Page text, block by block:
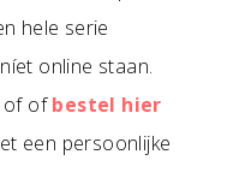
hele serie
online staan.
of ofbestel hier
een persoonlijke